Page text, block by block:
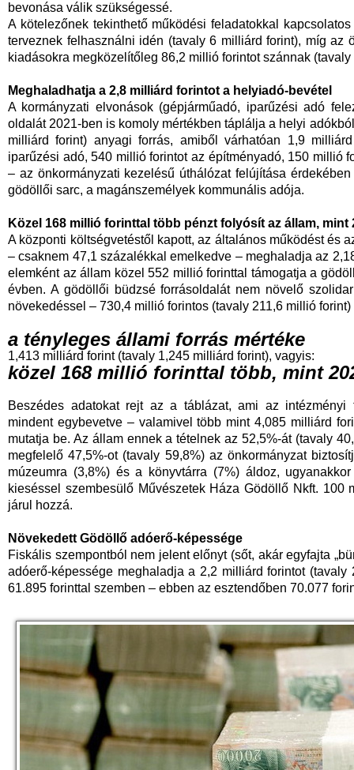
bevonása válik szükségessé.
A kötelezőnek tekinthető működési feladatokkal
terveznek felhasználni idén (tavaly 6 milliárd forint), míg az
kiadásokra megközelítőleg 86,2 millió forintot szánnak
Meghaladhatja a 2,8 milliárd forintot a helyiadó-bevétel
A kormányzati elvonások (gépjárműadó, iparűzési adó
oldalát 2021-ben is komoly mértékben táplálja a helyi
milliárd forint) anyagi forrás, amiből várhatóan 1,9
iparűzési adó, 540 millió forintot az építményadó, 150 millió
– az önkormányzati kezelésű úthálózat felújítása
gödöllői sarc, a magánszemélyek kommunális adója.
Közel 168 millió forinttal több pénzt folyósít az állam, mint
A központi költségvetéstől kapott, az általános működést és
– csaknem 47,1 százalékkal emelkedve – meghaladja az
elemként az állam közel 552 millió forinttal támogatja a
évben. A gödöllői büdzsé forrásoldalát nem növelő
növekedéssel – 730,4 millió forintos (tavaly 211,6 millió
a tényleges állami forrás mértéke
1,413 milliárd forint (tavaly 1,245 milliárd forint), vagyis:
közel 168 millió forinttal több, mint
Beszédes adatokat rejt az a táblázat, ami az intézményi
mindent egybevetve – valamivel több mint 4,085 milliárd
mutatja be. Az állam ennek a tételnek az 52,5%-át (tavaly
megfelelő 47,5%-ot (tavaly 59,8%) az önkormányzat
múzeumra (3,8%) és a könyvtárra (7%) áldoz,
kieséssel szembesülő Művészetek Háza Gödöllő Nkft.
járul hozzá.
Növekedett Gödöllő adóerő-képessége
Fiskális szempontból nem jelent előnyt (sőt, akár egyfajta
adóerő-képessége meghaladja a 2,2 milliárd forintot
61.895 forinttal szemben – ebben az esztendőben 70.077